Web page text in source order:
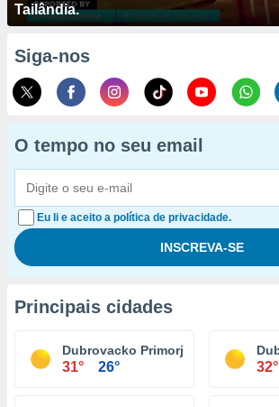
Tailândia.
Siga-nos
O tempo no seu email
Eu li e aceito a política de privacidade.
Principais cidades
Dubrovacko Primorje
31° 26° 32°